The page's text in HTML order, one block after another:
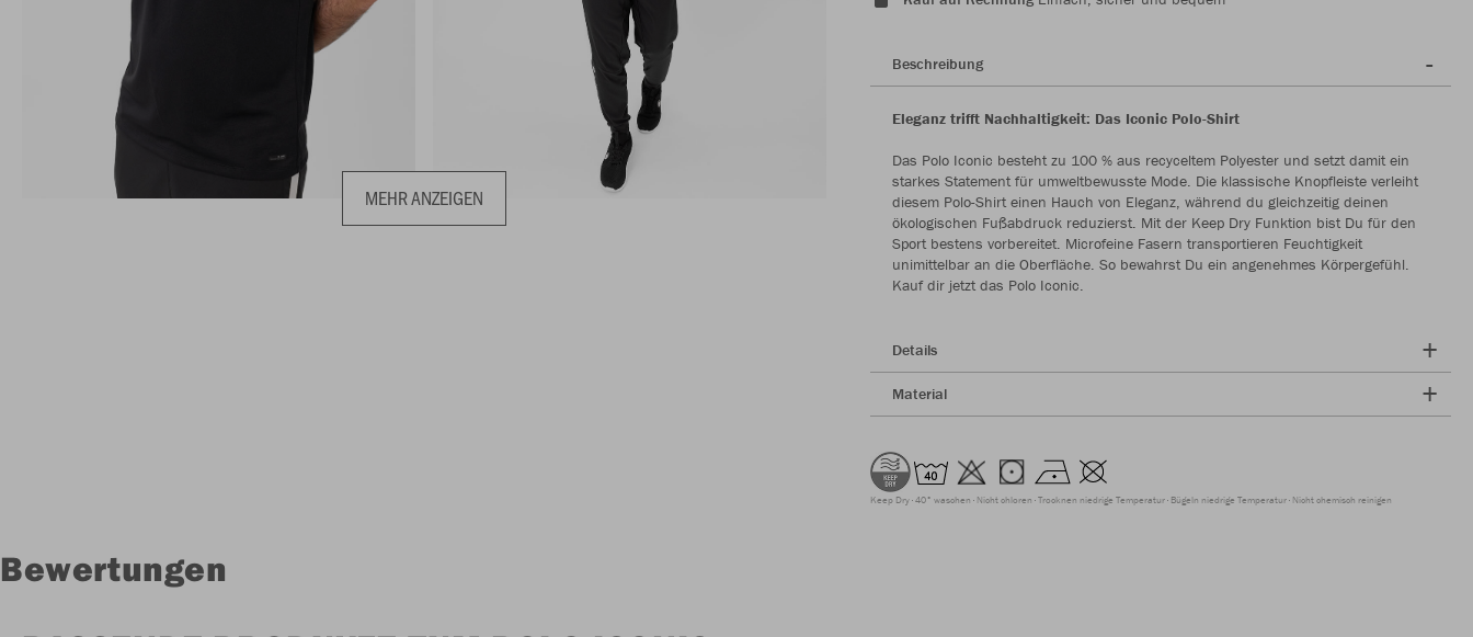
MEHR ANZEIGEN
Beschreibung
Eleganz trifft Nachhaltigkeit: Das Iconic Polo-Shirt
Das Polo Iconic besteht zu 100 % aus recyceltem Polyester und setzt damit ein
starkes Statement für umweltbewusste Mode. Die klassische Knopfleiste verleiht
diesem Polo-Shirt einen Hauch von Eleganz, während du gleichzeitig deinen
ökologischen Fußabdruck reduzierst. Mit der Keep Dry Funktion bist Du für den
Sport bestens vorbereitet. Microfeine Fasern transportieren Feuchtigkeit
unimittelbar an die Oberfläche. So bewahrst Du ein angenehmes Körpergefühl.
Kauf dir jetzt das Polo Iconic.
Details
Material
Keep Dry 40° waschen Nicht chloren Trocknen niedrige Temperatur Bügeln niedrige Temperatur Nicht chemisch reinigen
Bewertungen